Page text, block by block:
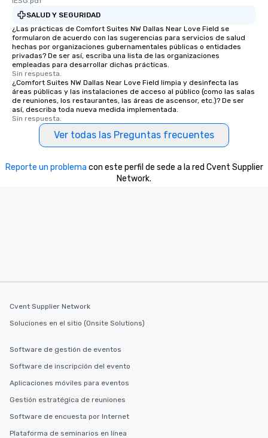
SALUD Y SEGURIDAD
¿Las prácticas de Comfort Suites NW Dallas Near Love Field se
formularon de acuerdo con las sugerencias para servicios de salud
hechas por organizaciones gubernamentales públicas o entidades
privadas? De ser así, escriba una lista de las organizaciones
empleadas para desarrollar dichas prácticas.
Sin respuesta.
¿Comfort Suites NW Dallas Near Love Field limpia y desinfecta las
áreas públicas y las instalaciones de acceso al público (como las salas
de reuniones, los restaurantes, las áreas de ascensor, etc.)? De ser
así, describa toda nueva medida implementada.
Sin respuesta.
Ver todas las Preguntas frecuentes
Reporte un problema con este perfil de sede a la red Cvent Supplier
Network.
Cvent Supplier Network
Soluciones en el sitio (Onsite Solutions)
Software de gestión de eventos
Software de inscripción del evento
Aplicaciones móviles para eventos
Gestión estratégica de reuniones
Software de encuesta por Internet
Plataforma de seminarios en línea